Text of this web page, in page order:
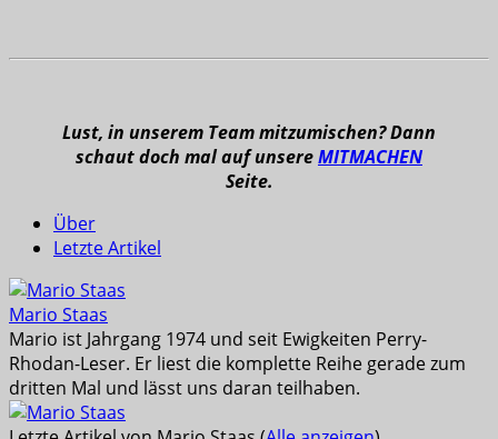
Lust, in unserem Team mitzumischen? Dann
schaut doch mal auf unsereMITMACHEN
Seite.
Über
Letzte Artikel
Mario Staas
Mario ist Jahrgang 1974 und seit Ewigkeiten Perry-
Rhodan-Leser. Er liest die komplette Reihe gerade zum
dritten Mal und lässt uns daran teilhaben.